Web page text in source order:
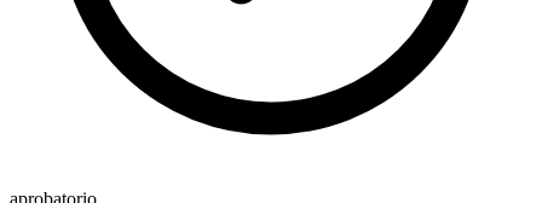
aprobatorio